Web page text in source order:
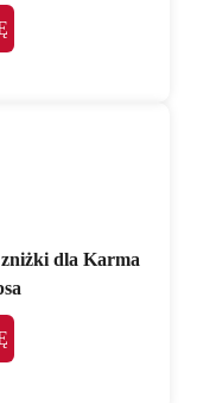
dla Karma